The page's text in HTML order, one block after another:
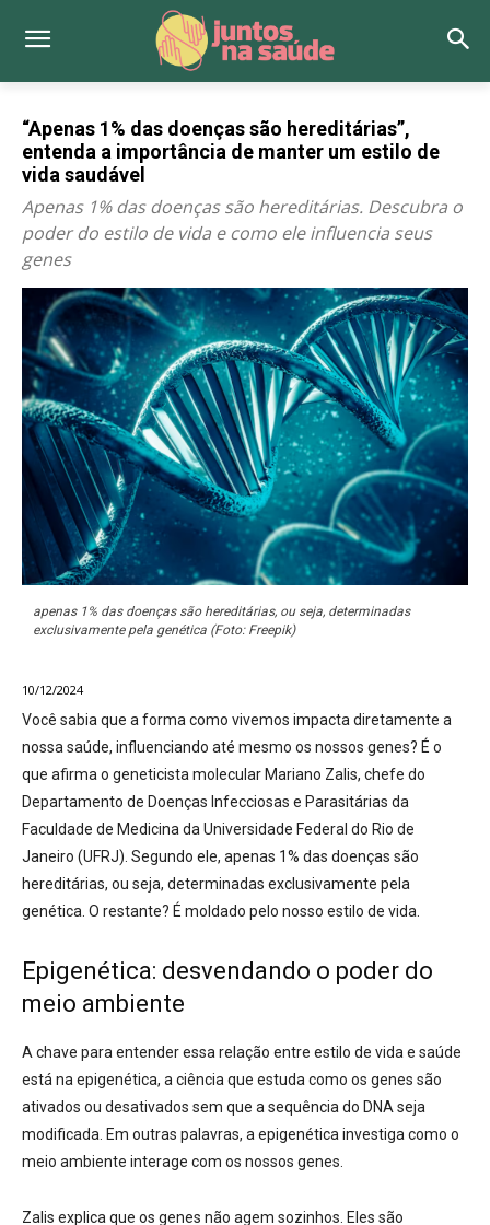
“Apenas 1% das doenças são hereditárias”,
entenda a importância de manter um estilo de
vida saudável
Apenas 1% das doenças são hereditárias. Descubra o
poder do estilo de vida e como ele influencia seus
genes
apenas 1% das doenças são hereditárias, ou seja, determinadas
exclusivamente pela genética (Foto: Freepik)
10/12/2024
Você sabia que a forma como vivemos impacta diretamente a
nossa saúde, influenciando até mesmo os nossos genes? É o
que afirma o geneticista molecular Mariano Zalis, chefe do
Departamento de Doenças Infecciosas e Parasitárias da
Faculdade de Medicina da Universidade Federal do Rio de
Janeiro (UFRJ). Segundo ele, apenas 1% das doenças são
hereditárias, ou seja, determinadas exclusivamente pela
genética. O restante? É moldado pelo nosso estilo de vida.
Epigenética: desvendando o poder do
meio ambiente
A chave para entender essa relação entre estilo de vida e saúde
está na epigenética, a ciência que estuda como os genes são
ativados ou desativados sem que a sequência do DNA seja
modificada. Em outras palavras, a epigenética investiga como o
meio ambiente interage com os nossos genes.
Zalis explica que os genes não agem sozinhos. Eles são